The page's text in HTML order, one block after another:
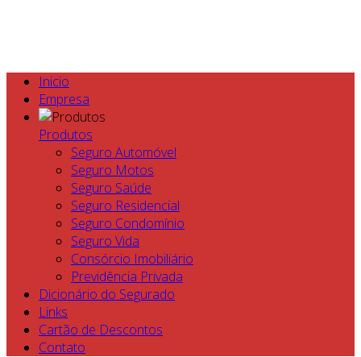
Inicio
Empresa
Produtos
Seguro Automóvel
Seguro Motos
Seguro Saúde
Seguro Residencial
Seguro Condomínio
Seguro Vida
Consórcio Imobiliário
Previdência Privada
Dicionário do Segurado
Links
Cartão de Descontos
Contato